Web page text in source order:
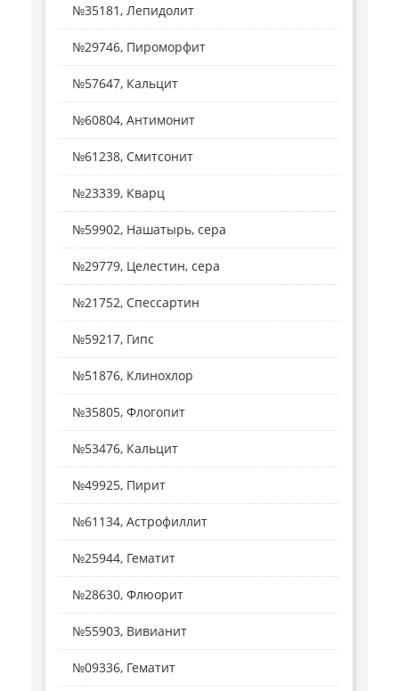
№35181, Лепидолит
№29746, Пироморфит
№57647, Кальцит
№60804, Антимонит
№61238, Смитсонит
№23339, Кварц
№59902, Нашатырь, сера
№29779, Целестин, сера
№21752, Спессартин
№59217, Гипс
№51876, Клинохлор
№35805, Флогопит
№53476, Кальцит
№49925, Пирит
№61134, Астрофиллит
№25944, Гематит
№28630, Флюорит
№55903, Вивианит
№09336, Гематит